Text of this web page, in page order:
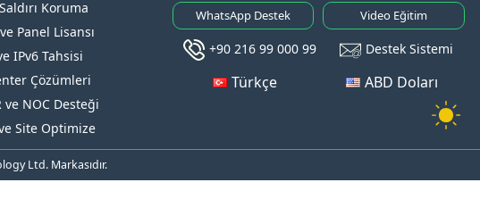
Koruma
Panel Lisansı
IPv6 Tahsisi
Çözümleri
ve NOC Desteği
Site Optimize
WhatsApp Destek Video Eğitim
+90 216 99 000 99 Destek Sistemi
Türkçe ABD Doları
Ltd. Markasıdır.